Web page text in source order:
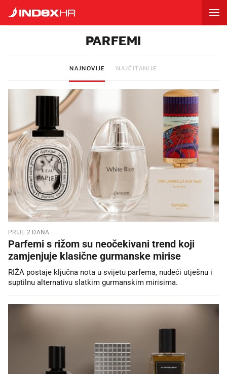
PARFEMI
NAJNOVIJE NAJČITANIJE
PRIJE 2 DANA
Parfemi s rižom su neočekivani trend koji
zamjenjuje klasične gurmanske mirise
RIŽA postaje ključna nota u svijetu parfema, nudeći utješnu i
suptilnu alternativu slatkim gurmanskim mirisima.